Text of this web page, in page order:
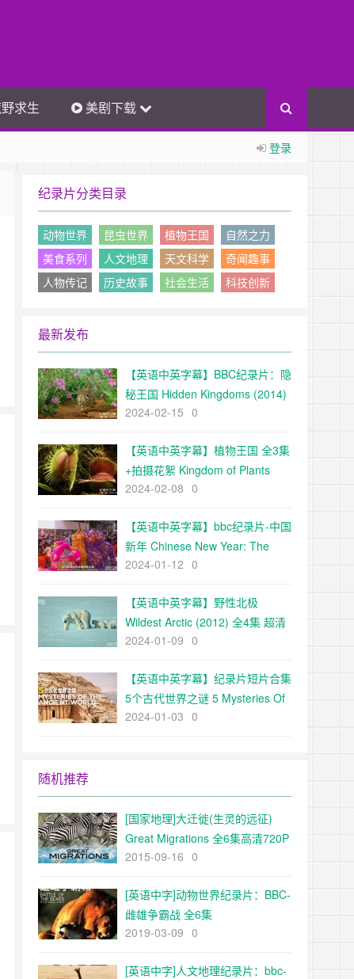
求生 美剧下载
登录
纪录片分类目录
动物世界 昆虫世界 植物王国
自然之力
美食系列
人文地理 天文科学
奇闻趣事
人物传记
历史故事 社会生活 科技创新
最新发布
【英语中英字幕】BBC纪录片：隐
秘王国 Hidden Kingdoms (2014)
全3集+电影版 Hidden
2024-02-15 0
【英语中英字幕】植物王国 全3集
+拍摄花絮 Kingdom of Plants
with David Attenborough 高清
2024-02-08 0
【英语中英字幕】bbc纪录片-中国
新年 Chinese New Year: The
Biggest Celebration on Earth
2024-01-12 0
【英语中英字幕】野性北极
Wildest Arctic (2012) 全4集 超清
720P下载
2024-01-09 0
【英语中英字幕】纪录片短片合集
5个古代世界之谜 5 Mysteries Of
The Ancient World超清1080p下
2024-01-03 0
随机推荐
[国家地理]大迁徙(生灵的远征)
Great Migrations 全6集高清720P
下载
2015-09-16 0
[英语中字]动物世界纪录片：BBC-
雌雄争霸战 全6集
2019-03-09 0
[英语中字]人文地理纪录片：bbc-